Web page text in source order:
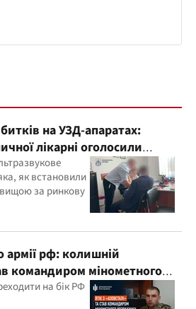
на УЗД-апаратах:
лікарні оголосили
як встановили
за ринкову
рф: колишній
командиром мінометного
на бік РФ